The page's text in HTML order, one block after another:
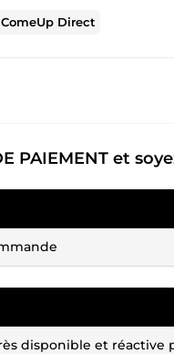
ComeUp Direct
PAIEMENT et
disponible et